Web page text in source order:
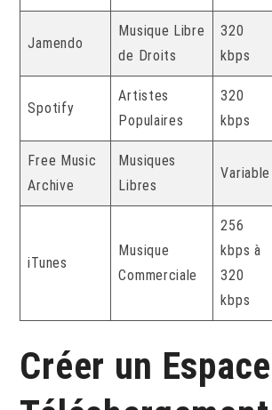
Jamendo
Musique Libre
de Droits
320
kbps
Spotify
Artistes
Populaires
320
kbps
Free Music
Archive
Musiques
Libres
Variable
iTunes
Musique
Commerciale
256
kbps à
320
kbps
Créer un